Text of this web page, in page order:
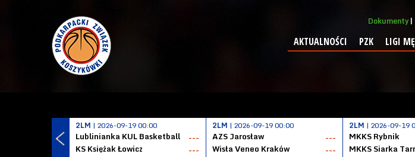
Dokumenty
AKTUALNOŚCI PZK LIGI
2LM | 2026-09-19 00:00
Lublinianka KUL Basketball
---
KS Księżak Łowicz
---
2LM | 2026-09-19 00:00
AZS Jarosław
---
Wisła Veneo Kraków
---
2LM | 2026-09-19
MKKS Rybnik
MKKS Siarka